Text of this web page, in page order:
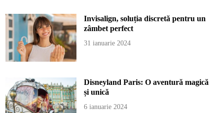
Invisalign, soluția discretă pentru un
zâmbet perfect
31 ianuarie 2024
Disneyland Paris: O aventură magică
și unică
6 ianuarie 2024